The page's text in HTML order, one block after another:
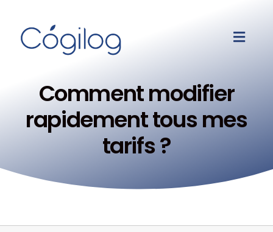
Comment modifier
rapidement tous mes
tarifs ?